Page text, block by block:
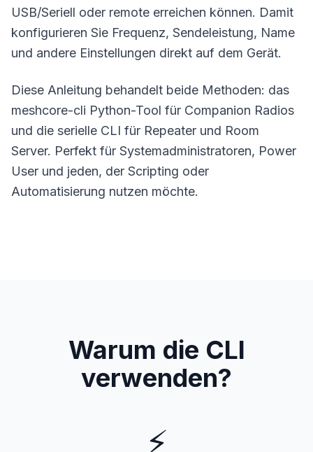
USB/Seriell oder remote erreichen können. Damit
konfigurieren Sie Frequenz, Sendeleistung, Name
und andere Einstellungen direkt auf dem Gerät.
Diese Anleitung behandelt beide Methoden: das
meshcore-cli Python-Tool für Companion Radios
und die serielle CLI für Repeater und Room
Server. Perfekt für Systemadministratoren, Power
User und jeden, der Scripting oder
Automatisierung nutzen möchte.
Warum die CLI
verwenden?
⚡